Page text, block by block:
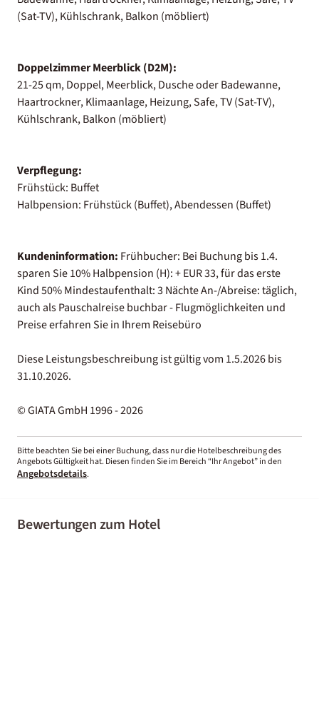
(Sat-TV), Kühlschrank, Balkon (möbliert)
Doppelzimmer Meerblick (D2M):
21-25 qm, Doppel, Meerblick, Dusche oder Badewanne,
Haartrockner, Klimaanlage, Heizung, Safe, TV (Sat-TV),
Kühlschrank, Balkon (möbliert)
Verpflegung:
Frühstück: Buffet
Halbpension: Frühstück (Buffet), Abendessen (Buffet)
Kundeninformation: Frühbucher: Bei Buchung bis 1.4.
sparen Sie 10% Halbpension (H): + EUR 33, für das erste
Kind 50% Mindestaufenthalt: 3 Nächte An-/Abreise: täglich,
auch als Pauschalreise buchbar - Flugmöglichkeiten und
Preise erfahren Sie in Ihrem Reisebüro
Diese Leistungsbeschreibung ist gültig vom 1.5.2026 bis
31.10.2026.
© GIATA GmbH 1996 - 2026
Bitte beachten Sie bei einer Buchung, dass nur die Hotelbeschreibung des
Angebots Gültigkeit hat. Diesen finden Sie im Bereich “Ihr Angebot” in den
Angebotsdetails.
Bewertungen zum Hotel